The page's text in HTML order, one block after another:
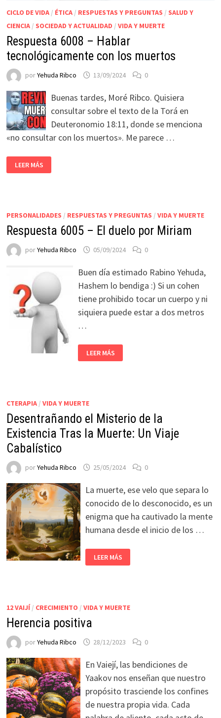
CICLO DE VIDA/ ÉTICA/ RESPUESTAS Y PREGUNTAS / SALUD Y
CIENCIA/ SOCIEDAD Y ACTUALIDAD / VIDA Y MUERTE
Respuesta 6008 – Hablar
tecnológicamente con los muertos
porYehuda Ribco 13/09/2024 0
Buenas tardes, Moré Ribco. Quisiera
consultar sobre el texto de la Torá en
Deuteronomio 18:11, donde se menciona
«no consultar con los muertos». Me parece …
LEER MÁS
PERSONALIDADES / RESPUESTAS Y PREGUNTAS / VIDA Y MUERTE
Respuesta 6005 – El duelo por Miriam
porYehuda Ribco 05/09/2024 0
Buen día estimado Rabino Yehuda,
Hashem lo bendiga :) Si un cohen
tiene prohibido tocar un cuerpo y ni
siquiera puede estar a dos metros
…
LEER MÁS
CTERAPIA/ VIDA Y MUERTE
Desentrañando el Misterio de la
Existencia Tras la Muerte: Un Viaje
Cabalístico
porYehuda Ribco 25/05/2024 0
La muerte, ese velo que separa lo
conocido de lo desconocido, es un
enigma que ha cautivado la mente
humana desde el inicio de los …
LEER MÁS
12 VAIJÍ/ CRECIMIENTO / VIDA Y MUERTE
Herencia positiva
porYehuda Ribco 28/12/2023 0
En Vaiejí, las bendiciones de
Yaakov nos enseñan que nuestro
propósito trasciende los confines
de nuestra propia vida. Cada